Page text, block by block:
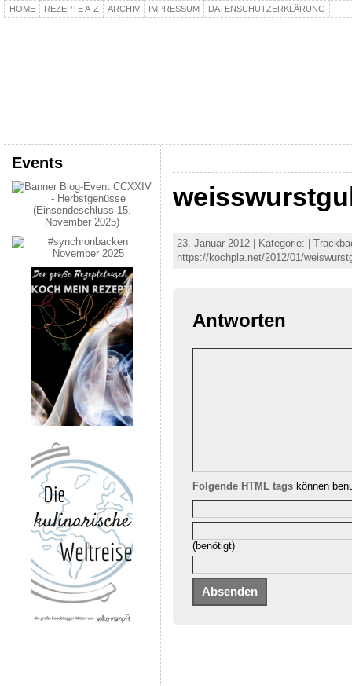
HOME REZEPTE A-Z ARCHIV IMPRESSUM DATENSCHUTZERKLÄRUNG
Events
23. Januar 2012 | Kategorie: |
https://kochpla.net/2012/01/
Antworten
Folgende HTML tagskönnen
(benötigt)